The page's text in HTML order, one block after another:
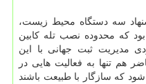
سه دستگاه محیط زیست،
كه محدوده نصب تله كابین
مدیریت ثبت جهانی با این
هم تنها به فعالیت هایی در
كه سازگار با طبیعت باشند